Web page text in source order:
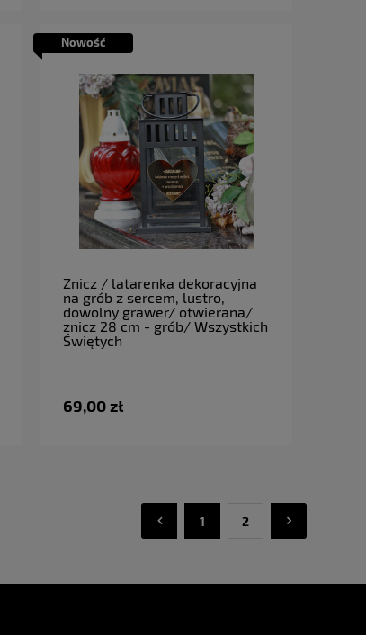
Znicz / latarenka dekoracyjna
na grób z sercem, lustro,
dowolny grawer/ otwierana/
znicz 28 cm - grób/ Wszystkich
Świętych
69,00 zł
Nowość
1 2